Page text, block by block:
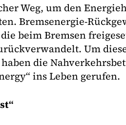
Weg, um den
Bremsenergie-
beim Bremsen
Um
die
ins Leben gerufen.